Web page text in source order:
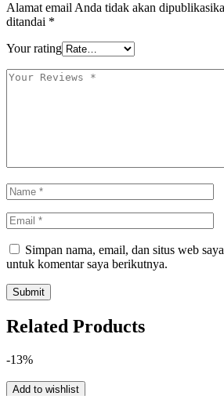
Alamat email Anda tidak akan
ditandai *
Your rating
Simpan nama, email, dan situs web
untuk komentar saya berikutnya.
Related Products
-13%
Add to wishlist